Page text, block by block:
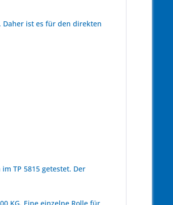
Daher ist es für den direkten
TP 5815 getestet. Der